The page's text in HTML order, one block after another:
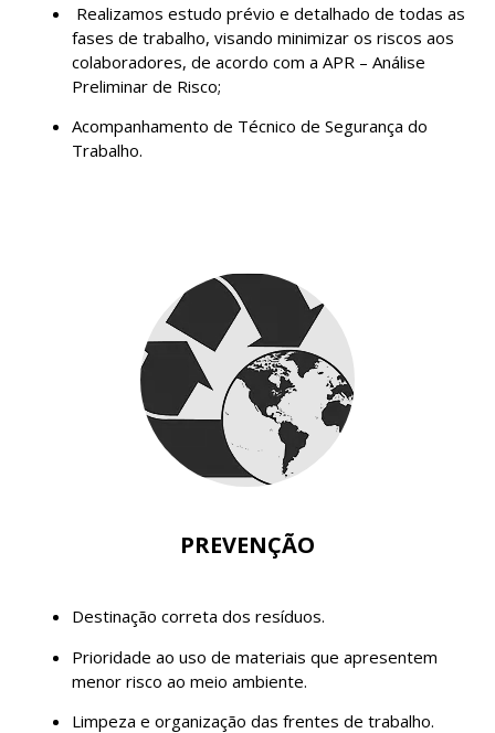
Realizamos estudo prévio e detalhado de todas as
fases de trabalho, visando minimizar os riscos aos
colaboradores, de acordo com a APR – Análise
Preliminar de Risco;
Acompanhamento de Técnico de Segurança do
Trabalho.
PREVENÇÃO
Destinação correta dos resíduos.
Prioridade ao uso de materiais que apresentem
menor risco ao meio ambiente.
Limpeza e organização das frentes de trabalho.